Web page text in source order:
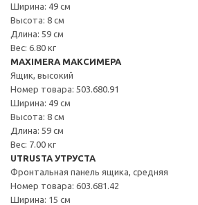
Ширина: 49 см
Высота: 8 см
Длина: 59 см
Вес: 6.80 кг
MAXIMERA МАКСИМЕРА
Ящик, высокий
Номер товара: 503.680.91
Ширина: 49 см
Высота: 8 см
Длина: 59 см
Вес: 7.00 кг
UTRUSTA УТРУСТА
Фронтальная панель ящика, средняя
Номер товара: 603.681.42
Ширина: 15 см